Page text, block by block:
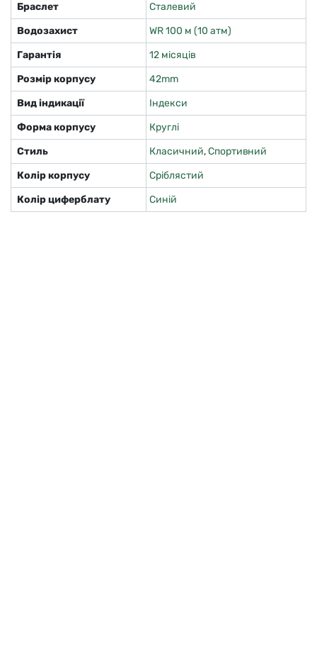
Браслет
Сталевий
Водозахист
WR 100 м (10 атм)
Гарантія
12 місяців
Розмір корпусу
42mm
Вид індикації
Індекси
Форма корпусу
Круглі
Стиль
Класичний,Спортивний
Колір корпусу
Сріблястий
Колір циферблату
Синій